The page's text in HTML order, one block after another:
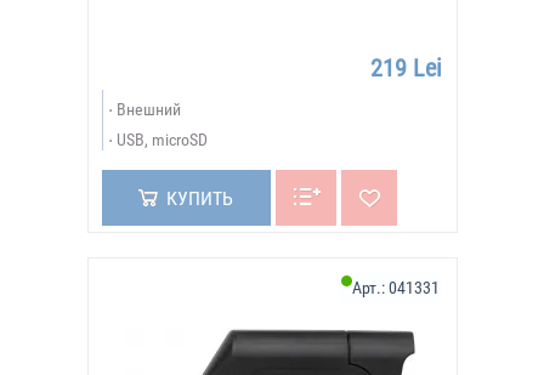
219 Lei
Внешний
USB, microSD
КУПИТЬ
Арт.:041331